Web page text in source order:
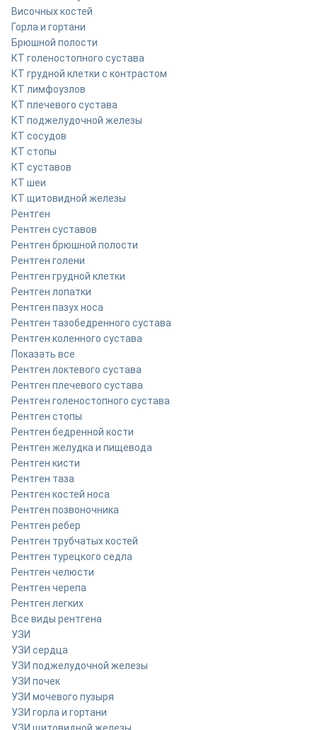
Височных костей
Горла и гортани
Брюшной полости
КТ голеностопного сустава
КТ грудной клетки с контрастом
КТ лимфоузлов
КТ плечевого сустава
КТ поджелудочной железы
КТ сосудов
КТ стопы
КТ суставов
КТ шеи
КТ щитовидной железы
Рентген
Рентген суставов
Рентген брюшной полости
Рентген голени
Рентген грудной клетки
Рентген лопатки
Рентген пазух носа
Рентген тазобедренного сустава
Рентген коленного сустава
Показать все
Рентген локтевого сустава
Рентген плечевого сустава
Рентген голеностопного сустава
Рентген стопы
Рентген бедренной кости
Рентген желудка и пищевода
Рентген кисти
Рентген таза
Рентген костей носа
Рентген позвоночника
Рентген ребер
Рентген трубчатых костей
Рентген турецкого седла
Рентген челюсти
Рентген черепа
Рентген легких
Все виды рентгена
УЗИ
УЗИ сердца
УЗИ поджелудочной железы
УЗИ почек
УЗИ мочевого пузыря
УЗИ горла и гортани